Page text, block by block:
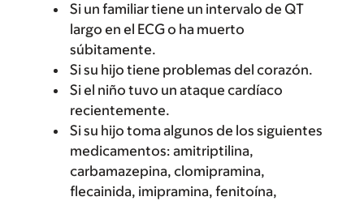
Si un familiar tiene un intervalo de QT
largo en el ECG o ha muerto
súbitamente.
Si su hijo tiene problemas del corazón.
Si el niño tuvo un ataque cardíaco
recientemente.
Si su hijo toma algunos de los siguientes
medicamentos: amitriptilina,
carbamazepina, clomipramina,
flecainida, imipramina, fenitoína,